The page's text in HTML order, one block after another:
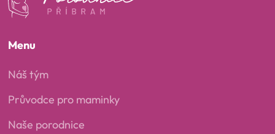
Menu
Náš tým
Průvodce pro maminky
Naše porodnice